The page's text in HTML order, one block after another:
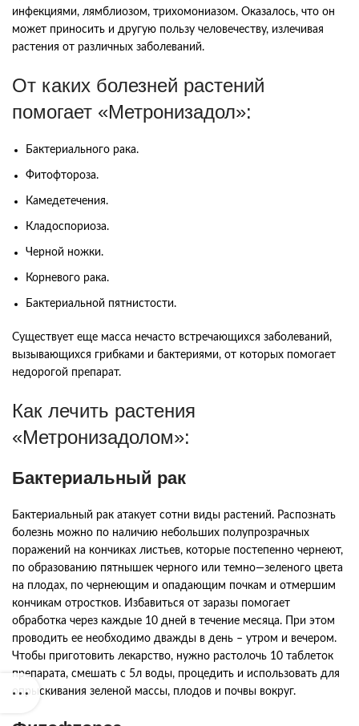
инфекциями, лямблиозом, трихомониазом. Оказалось, что он
может приносить и другую пользу человечеству, излечивая
растения от различных заболеваний.
От каких болезней растений
помогает «Метронизадол»:
Бактериального рака.
Фитофтороза.
Камедетечения.
Кладоспориоза.
Черной ножки.
Корневого рака.
Бактериальной пятнистости.
Существует еще масса нечасто встречающихся заболеваний,
вызывающихся грибками и бактериями, от которых помогает
недорогой препарат.
Как лечить растения
«Метронизадолом»:
Бактериальный рак
Бактериальный рак атакует сотни виды растений. Распознать
болезнь можно по наличию небольших полупрозрачных
поражений на кончиках листьев, которые постепенно чернеют,
по образованию пятнышек черного или темно—зеленого цвета
на плодах, по чернеющим и опадающим почкам и отмершим
кончикам отростков. Избавиться от заразы помогает
обработка через каждые 10 дней в течение месяца. При этом
проводить ее необходимо дважды в день – утром и вечером.
Чтобы приготовить лекарство, нужно растолочь 10 таблеток
препарата, смешать с 5л воды, процедить и использовать для
опрыскивания зеленой массы, плодов и почвы вокруг.